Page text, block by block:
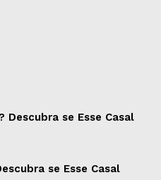
Descubra se Esse Casal
se Esse Casal